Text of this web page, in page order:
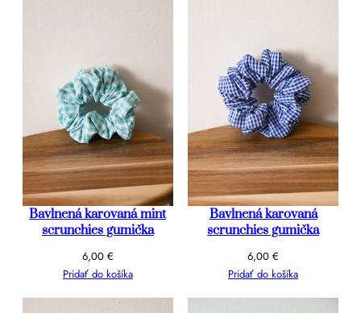
Bavlnená karovaná mint
scrunchies gumička
6,00 €
Pridať do košíka
Bavlnená karovaná
scrunchies gumička
6,00€
Pridať do košíka